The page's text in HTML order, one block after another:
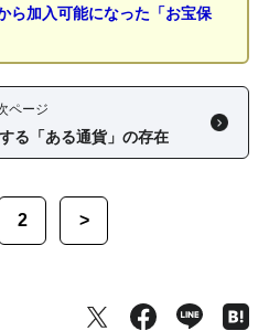
ら加入可能になった「お宝保
ページ
る「ある通貨」の存在
2 >